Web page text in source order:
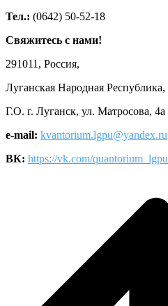
Тел.: (0642) 50-52-18
Свяжитесь с нами!
291011, Россия,
Луганская Народная Республика,
Г.О. г. Луганск, ул. Матросова, 4а
e-mail: kvantorium.lgpu@yandex.ru
ВК: https://vk.com/quantorium_lgpu